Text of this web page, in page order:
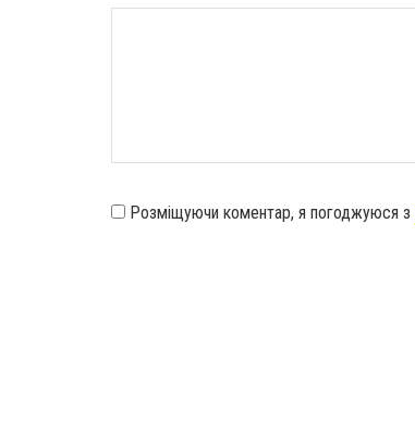
Розміщуючи коментар, я погоджуюся з